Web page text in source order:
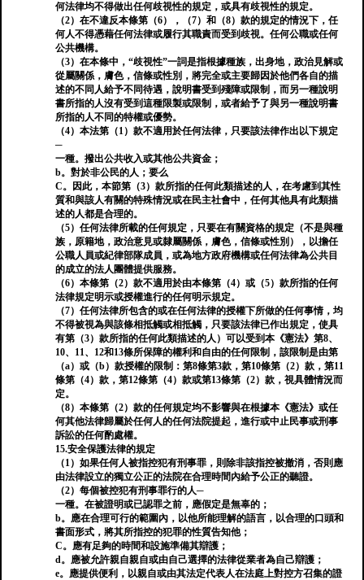
何法律均不得做出任何歧視性的規定，或具有歧視性的規定。
（2）在不違反本條第（6），（7）和（8）款的規定的情況下，任
何人不得憑藉任何法律或履行其職責而受到歧視。任何公職或任何
公共機構。
（3）在本條中，“歧視性”一詞是指根據種族，出身地，政治見解或
從屬關係，膚色，信條或性別，將完全或主要歸因於他們各自的描
述的不同人給予不同待遇，說明書受到殘障或限制，而另一種說明
書所指的人沒有受到這種限製或限制，或者給予了與另一種說明書
所指的人不同的特權或優勢。
（4）本法第（1）款不適用於任何法律，只要該法律作出以下規定
─
一種。撥出公共收入或其他公共資金；
b。對於非公民的人；要么
C。因此，本節第（3）款所指的任何此類描述的人，在考慮到其性
質和與該人有關的特殊情況或在民主社會中，任何其他具有此類描
述的人都是合理的。
（5）任何法律所載的任何規定，只要在有關資格的規定（不是與種
族，原籍地，政治意見或隸屬關係，膚色，信條或性別），以擔任
公職人員或紀律部隊成員，或為地方政府機構或任何法律為公共目
的成立的法人團體提供服務。
（6）本條第（2）款不適用於由本條第（4）或（5）款所指的任何
法律規定明示或授權進行的任何明示規定。
（7）任何法律所包含的或在任何法律的授權下所做的任何事情，均
不得被視為與該條相抵觸或相抵觸，只要該法律已作出規定，使具
有第（3）款所指的任何此類描述的人）可以受到本《憲法》第8、
10、11、12和13條所保障的權利和自由的任何限制，該限制是由第
（a）或（b）款授權的限制：第8條第3款，第10條第（2）款，第11
條第（4）款，第12條第（4）款或第13條第（2）款，視具體情況而
定。
（8）本條第（2）款的任何規定均不影響與在根據本《憲法》或任
何其他法律歸屬於任何人的任何法院提起，進行或中止民事或刑事
訴訟的任何酌處權。
15.安全保護法律的規定
（1）如果任何人被指控犯有刑事罪，則除非該指控被撤消，否則應
由法律設立的獨立公正的法院在合理時間內給予公正的聽證。
（2）每個被控犯有刑事罪行的人─
一種。在被證明或已認罪之前，應假定是無辜的；
b。應在合理可行的範圍內，以他所能理解的語言，以合理的口頭和
書面形式，將其所指控的犯罪的性質告知他；
C。應有足夠的時間和設施準備其辯護；
d。應被允許親自親自或由自己選擇的法律從業者為自己辯護；
e。應提供便利，以親自或由其法定代表人在法庭上對控方召集的證